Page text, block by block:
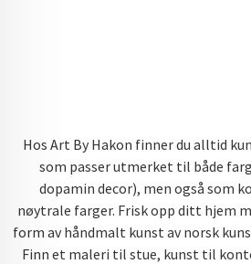
Hos Art By Hakon finner du alltid
som passer utmerket til både
dopamin decor), men også som
nøytrale farger. Frisk opp ditt hjem
form av håndmalt kunst av norsk
Finn et maleri til stue, kunst til